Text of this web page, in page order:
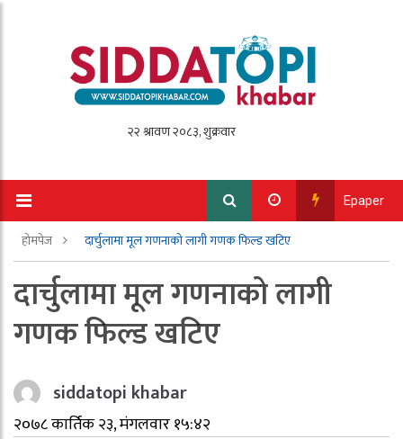
Epaper
होमपेज दार्चुलामा मूल गणनाको लागी गणक फिल्ड खटिए
दार्चुलामा मूल गणनाको लागी
गणक फिल्ड खटिए
siddatopi khabar
२०७८ कार्तिक २३, मंगलवार १५:४२